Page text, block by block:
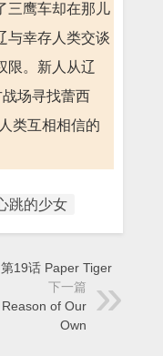
三鹰车却在那儿
与幸存人类交谈
限。新人从辽
战场寻找蕾西
类互相相信的
跳的少女
19话 Paper Tiger
下一篇
Reason of Our
Own